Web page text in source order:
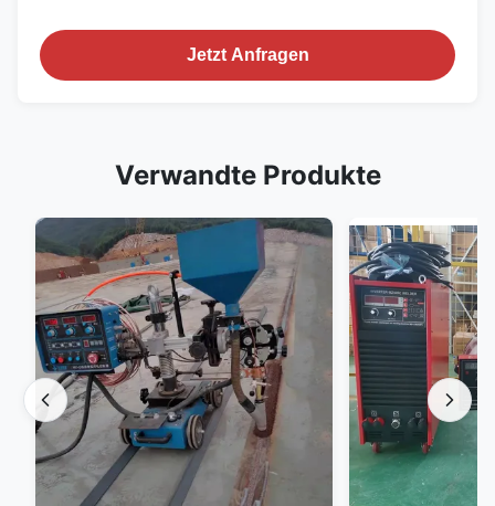
Jetzt Anfragen
Verwandte Produkte